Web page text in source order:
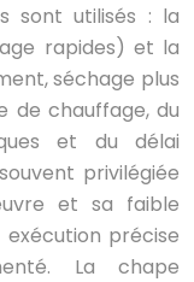
sont utilisés : la
rapides) et la
séchage plus
de chauffage, du
et du délai
privilégiée
et sa faible
précise
La chape